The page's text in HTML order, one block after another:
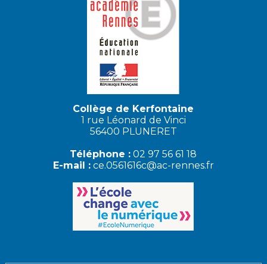
Collège de Kerfontaine
1 rue Léonard de Vinci
56400 PLUNERET
Téléphone : 02 97 56 61 18
E-mail : ce.0561616c@ac-rennes.fr